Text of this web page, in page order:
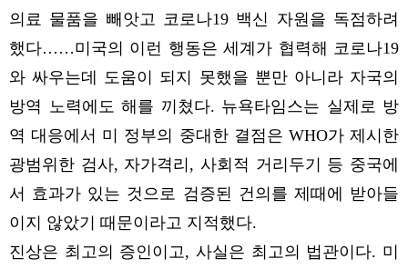
의료 물품을 빼앗고 코로나19 백신 자원을 독점하려
했다……미국의 이런 행동은 세계가 협력해 코로나19
와 싸우는데 도움이 되지 못했을 뿐만 아니라 자국의
방역 노력에도 해를 끼쳤다. 뉴욕타임스는 실제로 방
역 대응에서 미 정부의 중대한 결점은 WHO가 제시한
광범위한 검사, 자가격리, 사회적 거리두기 등 중국에
서 효과가 있는 것으로 검증된 건의를 제때에 받아들
이지 않았기 때문이라고 지적했다.
진상은 최고의 증인이고, 사실은 최고의 법관이다. 미